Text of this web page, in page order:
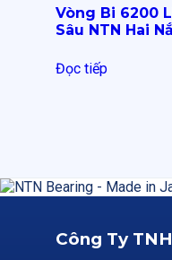
Vòng Bi 6200
Sâu NTN Hai
Đọc tiếp
Công Ty